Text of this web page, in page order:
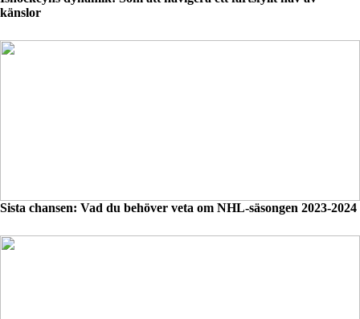
känslor
Sista chansen: Vad du behöver veta om NHL-säsongen 2023-2024